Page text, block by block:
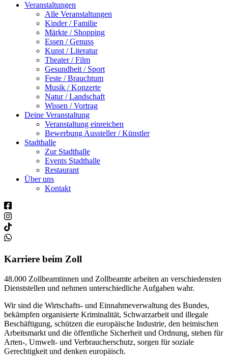
Veranstaltungen
Alle Veranstaltungen
Kinder / Familie
Märkte / Shopping
Essen / Genuss
Kunst / Literatur
Theater / Film
Gesundheit / Sport
Feste / Brauchtum
Musik / Konzerte
Natur / Landschaft
Wissen / Vortrag
Deine Veranstaltung
Veranstaltung einreichen
Bewerbung Aussteller / Künstler
Stadthalle
Zur Stadthalle
Events Stadthalle
Restaurant
Über uns
Kontakt
Karriere beim Zoll
48.000 Zollbeamtinnen und Zollbeamte arbeiten an verschiedensten
Dienststellen und nehmen unterschiedliche Aufgaben wahr.
Wir sind die Wirtschafts- und Einnahmeverwaltung des Bundes,
bekämpfen organisierte Kriminalität, Schwarzarbeit und illegale
Beschäftigung, schützen die europäische Industrie, den heimischen
Arbeitsmarkt und die öffentliche Sicherheit und Ordnung, stehen für
Arten-, Umwelt- und Verbraucherschutz, sorgen für soziale
Gerechtigkeit und denken europäisch.